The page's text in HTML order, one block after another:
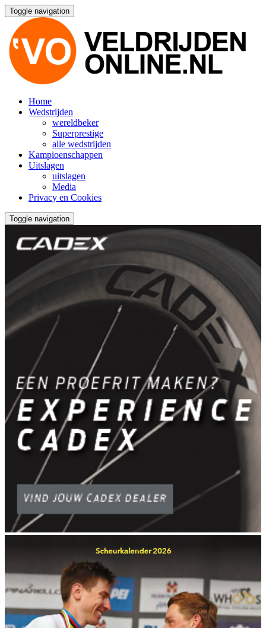
Toggle navigation
Home
Wedstrijden
wereldbeker
Superprestige
alle wedstrijden
Kampioenschappen
Uitslagen
uitslagen
Media
Privacy en Cookies
Toggle navigation